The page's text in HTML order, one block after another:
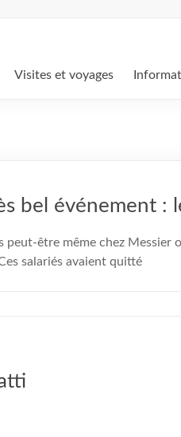
Visites et voyages
bel événement :
être même chez Messier
salariés avaient quitté